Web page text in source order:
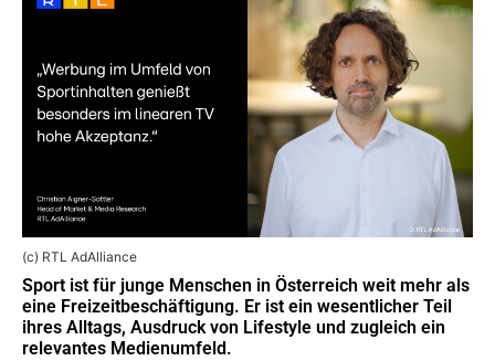
(c) RTL AdAlliance
Sport ist für junge Menschen in Österreich weit mehr als
eine Freizeitbeschäftigung. Er ist ein wesentlicher Teil
ihres Alltags, Ausdruck von Lifestyle und zugleich ein
relevantes Medienumfeld.